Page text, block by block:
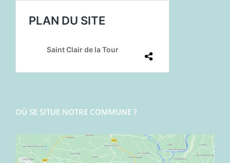
OÙ SE SITUE NOTRE COMMUNE ?